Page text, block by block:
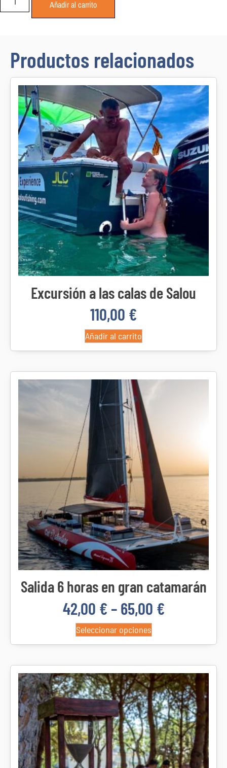
Añadir al carrito
Productos relacionados
Excursión a las calas de Salou
110,00 €
Añadir al carrito
Salida 6 horas en gran catamarán
42,00 € – 65,00 €
Seleccionar opciones